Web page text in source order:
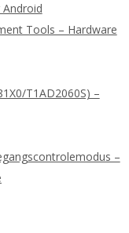
Tools – Hardware
T1AD2060S) –
–